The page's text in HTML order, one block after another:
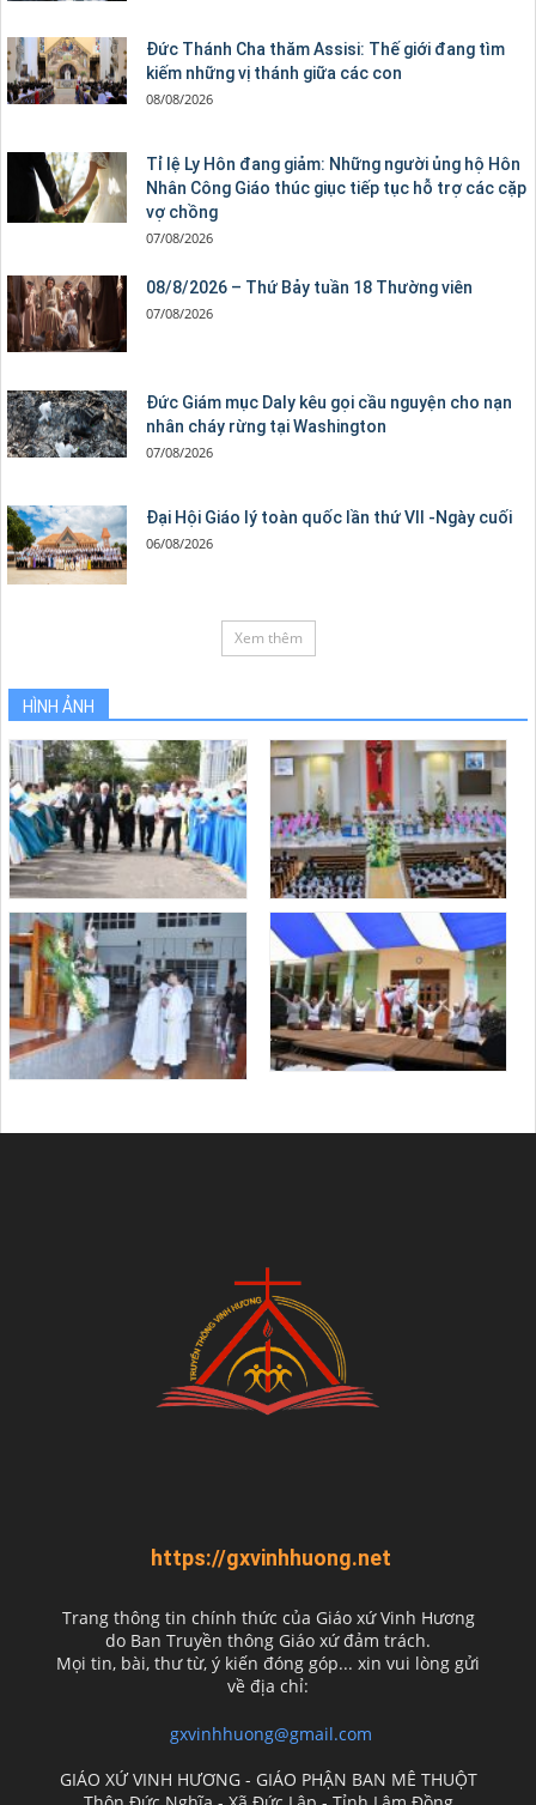
Đức Thánh Cha thăm Assisi: Thế giới đang tìm
kiếm những vị thánh giữa các con
08/08/2026
Tỉ lệ Ly Hôn đang giảm: Những người ủng hộ Hôn
Nhân Công Giáo thúc giục tiếp tục hỗ trợ các cặp
vợ chồng
07/08/2026
08/8/2026 – Thứ Bảy tuần 18 Thường viên
07/08/2026
Đức Giám mục Daly kêu gọi cầu nguyện cho nạn
nhân cháy rừng tại Washington
07/08/2026
Đại Hội Giáo lý toàn quốc lần thứ VII -Ngày cuối
06/08/2026
Xem thêm
HÌNH ẢNH
https://gxvinhhuong.net
Trang thông tin chính thức của Giáo xứ Vinh Hương
do Ban Truyền thông Giáo xứ đảm trách.
Mọi tin, bài, thư từ, ý kiến đóng góp... xin vui lòng gửi
về địa chỉ:
gxvinhhuong@gmail.com
GIÁO XỨ VINH HƯƠNG - GIÁO PHẬN BAN MÊ THUỘT